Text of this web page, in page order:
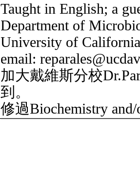
Taught in English; a
Department of
University of
email:
加大戴維斯分校
到。
修過Biochemistry